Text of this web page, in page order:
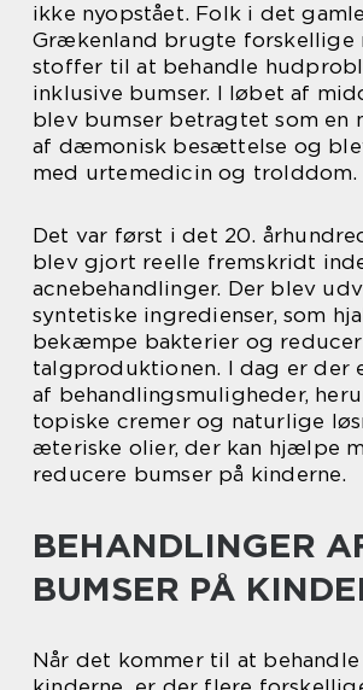
ikke nyopstået. Folk i det
Grækenland brugte forskellige
stoffer til at behandle
inklusive bumser. I løbet af
blev bumser betragtet som en
af dæmonisk besættelse og
med urtemedicin og trolddom.
Det var først i det 20.
blev gjort reelle fremskridt
acnebehandlinger. Der blev
syntetiske ingredienser, som
bekæmpe bakterier og
talgproduktionen. I dag er der
af behandlingsmuligheder,
topiske cremer og naturlige
æteriske olier, der kan hjælpe
reducere bumser på kinderne.
BEHANDLINGER
BUMSER PÅ
Når det kommer til at